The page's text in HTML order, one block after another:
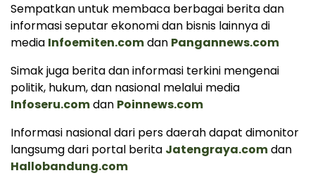
Sempatkan untuk membaca berbagai berita dan
informasi seputar ekonomi dan bisnis lainnya di
media Infoemiten.comdan Pangannews.com
Simak juga berita dan informasi terkini mengenai
politik, hukum, dan nasional melalui media
Infoseru.comdan Poinnews.com
Informasi nasional dari pers daerah dapat dimonitor
langsumg dari portal berita Jatengraya.comdan
Hallobandung.com